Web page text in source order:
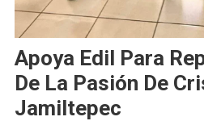
Apoya Edil Para
De La Pasión De
Jamiltepec